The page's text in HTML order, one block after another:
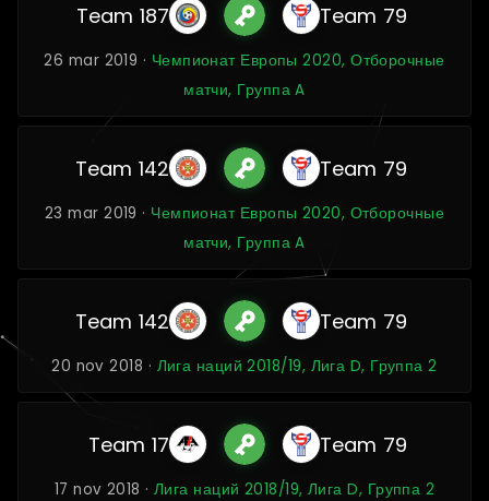
Team 187 Team 79
26 mar 2019 · Чемпионат Европы 2020, Отборочные
матчи, Группа A
Team 142 Team 79
23 mar 2019 · Чемпионат Европы 2020, Отборочные
матчи, Группа A
Team 142 Team 79
20 nov 2018 · Лига наций 2018/19, Лига D, Группа 2
Team 17 Team 79
17 nov 2018 ·Лига наций 2018/19, Лига D, Группа 2